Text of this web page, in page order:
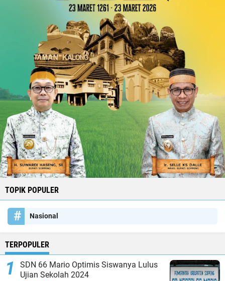
TOPIK POPULER
Nasional
TERPOPULER
SDN 66 Mario Optimis Siswanya Lulus
Ujian Sekolah 2024